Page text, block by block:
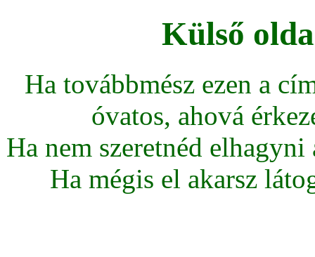
Külső
Ha továbbmész ezen a
óvatos, ahová
Ha nem szeretnéd
Ha mégis el akarsz